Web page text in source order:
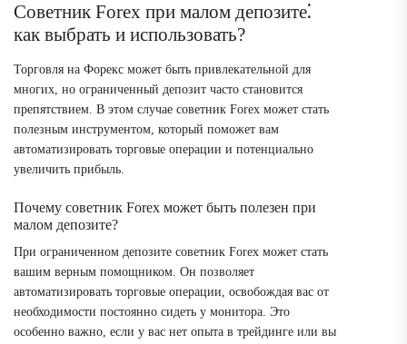
Советник Forex при малом депозите⁚
как выбрать и использовать?
Торговля на Форекс может быть привлекательной для
многих, но ограниченный депозит часто становится
препятствием. В этом случае советник Forex может стать
полезным инструментом, который поможет вам
автоматизировать торговые операции и потенциально
увеличить прибыль.
Почему советник Forex может быть полезен при
малом депозите?
При ограниченном депозите советник Forex может стать
вашим верным помощником. Он позволяет
автоматизировать торговые операции, освобождая вас от
необходимости постоянно сидеть у монитора. Это
особенно важно, если у вас нет опыта в трейдинге или вы